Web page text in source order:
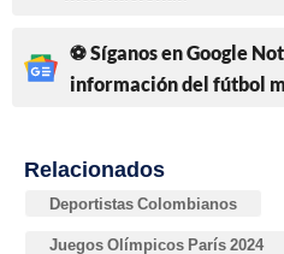
⚽ Síganos en Google
información del fútbol
Relacionados
Deportistas Colombianos
Juegos Olímpicos París 2024